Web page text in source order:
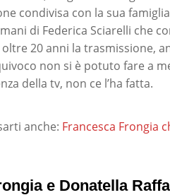
condivisa con la sua
di Federica Sciarelli che
20 anni la trasmissione,
non si è potuto fare a
della tv, non ce l’ha fatta.
anche: Francesca Frongia
e Donatella